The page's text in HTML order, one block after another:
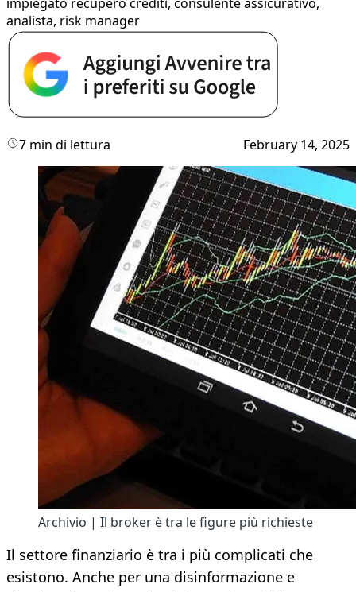
analista, risk manager
7 min di lettura February 14, 2025
Archivio | Il broker è tra le figure più richieste
Il settore finanziario è tra i più complicati che
esistono. Anche per una disinformazione e